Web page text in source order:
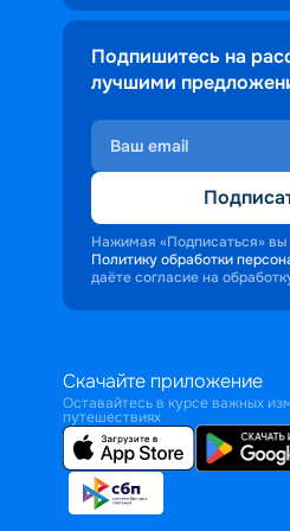
Подпишитесь на
лучшими
Нажимая «Подписаться»
Политику обработки
даёте согласие на
Скачайте приложение
Оставайтесь в курсе важных
путешествиях